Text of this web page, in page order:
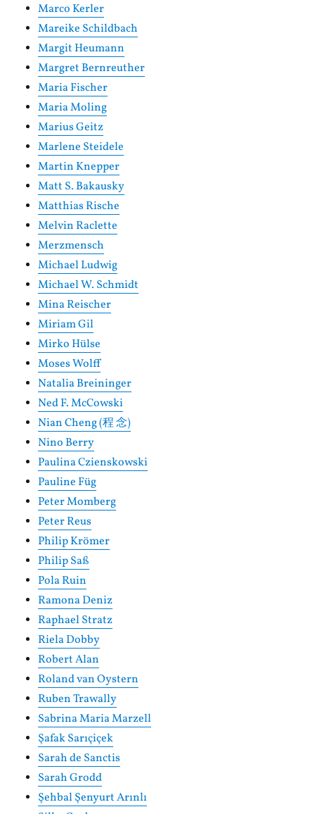
Marco Kerler
Mareike Schildbach
Margit Heumann
Margret Bernreuther
Maria Fischer
Maria Moling
Marius Geitz
Marlene Steidele
Martin Knepper
Matt S. Bakausky
Matthias Rische
Melvin Raclette
Merzmensch
Michael Ludwig
Michael W. Schmidt
Mina Reischer
Miriam Gil
Mirko Hülse
Moses Wolff
Natalia Breininger
Ned F. McCowski
Nian Cheng (程 念)
Nino Berry
Paulina Czienskowski
Pauline Füg
Peter Momberg
Peter Reus
Philip Krömer
Philip Saß
Pola Ruin
Ramona Deniz
Raphael Stratz
Riela Dobby
Robert Alan
Roland van Oystern
Ruben Trawally
Sabrina Maria Marzell
Şafak Sarıçiçek
Sarah de Sanctis
Sarah Grodd
Şehbal Şenyurt Arınlı